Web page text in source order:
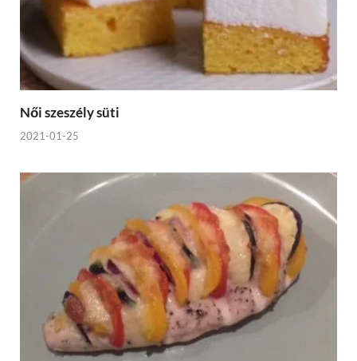
Női szeszély süti
2021-01-25